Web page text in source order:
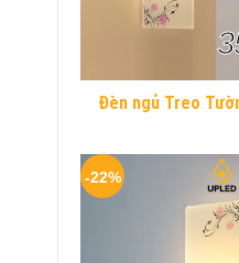
Đèn ngủ Treo
Hiện
-22%